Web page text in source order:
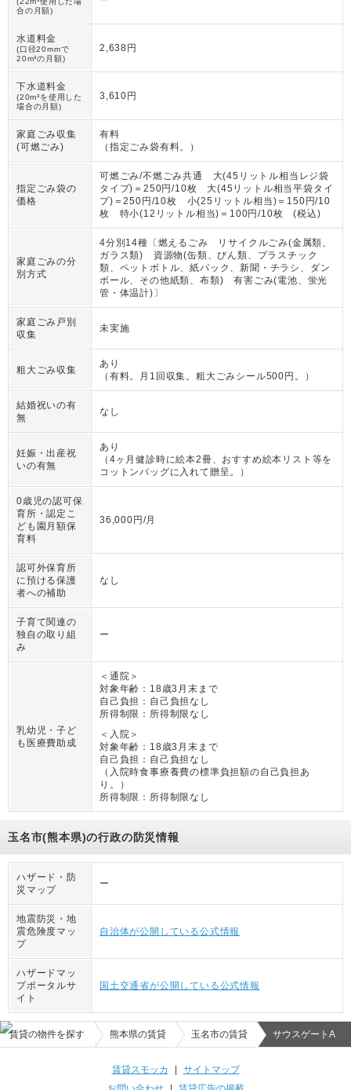
合の月額)
水道料金
(口径20mmで
20m³の月額)
2,638円
下水道料金
(20m³を使用した
場合の月額)
3,610円
家庭ごみ収集
(可燃ごみ)
有料
（ 指定ごみ袋有料。 ）
指定ごみ袋の
価格
可燃ごみ/不燃ごみ共通 大(45リットル相当レジ袋
タイプ)＝250円/10枚 大(45リットル相当平袋タイ
プ)＝250円/10枚 小(25リットル相当)＝150円/10
枚 特小(12リットル相当)＝100円/10枚 (税込)
家庭ごみの分
別方式
4分別14種〔燃えるごみ リサイクルごみ(金属類、
ガラス類) 資源物(缶類、びん類、プラスチック
類、ペットボトル、紙パック、新聞・チラシ、ダン
ボール、その他紙類、布類) 有害ごみ(電池、蛍光
管・体温計)〕
家庭ごみ戸別
収集
未実施
粗大ごみ収集
あり
（ 有料。月1回収集。粗大ごみシール500円。 ）
結婚祝いの有
無
なし
妊娠・出産祝
いの有無
あり
（ 4ヶ月健診時に絵本2冊、おすすめ絵本リスト等を
コットンバッグに入れて贈呈。
）
0歳児の認可保
育所・認定こ
ども園月額保
育料
36,000円/月
認可外保育所
に預ける保護
者への補助
なし
子育て関連の
独自の取り組
み
ー
乳幼児・子ど
も医療費助成
＜通院＞
対象年齢： 18歳3月末まで
自己負担： 自己負担なし
所得制限： 所得制限なし
＜入院＞
対象年齢： 18歳3月末まで
自己負担： 自己負担なし
（ 入院時食事療養費の標準負担額の自己負担あ
り。
）
所得制限： 所得制限なし
玉名市(熊本県)の行政の防災情報
ハザード・防
災マップ
ー
地震防災・地
震危険度マッ
プ
自治体が公開している公式情報
ハザードマッ
プポータルサ
イト
国土交通省が公開している公式情報
賃貸の物件を探す 熊本県の賃貸 玉名市の賃貸 サウスゲートA
賃貸スモッカ
サイトマップ